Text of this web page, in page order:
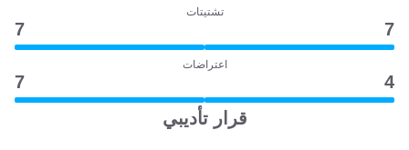
تشتيتات
7
7
اعتراضات
4
7
قرار تأديبي